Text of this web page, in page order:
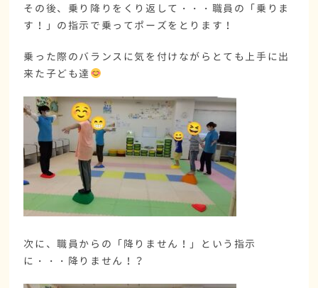
その後、乗り降りをくり返して・・・職員の「乗りま
す！」の指示で乗ってポーズをとります！
乗った際のバランスに気を付けながらとても上手に出
来た子ども達
次に、職員からの「降りません！」という指示
に・・・降りません！？